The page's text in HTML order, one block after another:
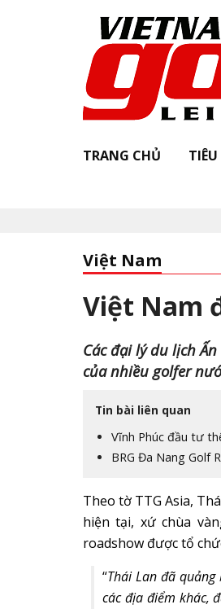
TRANG CHỦ
Việt Nam
Việt Nam
Các đại lý du lịch
của nhiều golfer
Tin bài liên quan
Vĩnh Phúc đầu tư
BRG Đa Nang Golf
Theo tờ TTG Asia,
hiện tại, xứ chùa
roadshow được tổ
“Thái Lan đã
các địa điểm khác,